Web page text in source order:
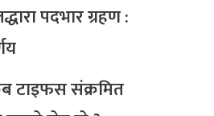
पदभार ग्रहण :
टाइफस संक्रमित